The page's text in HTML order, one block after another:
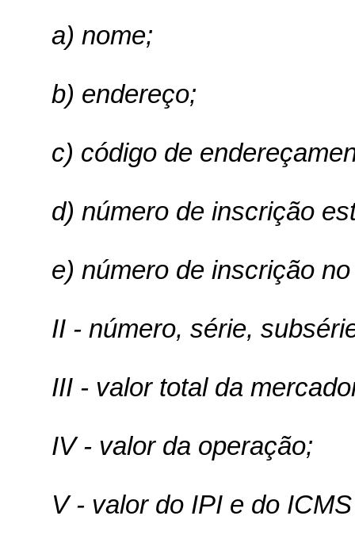
a) nome;
b) endereço;
c) código de
d) número de inscrição
e) número de inscrição
II - número, série,
III - valor total da
IV - valor da operação;
V - valor do IPI e do